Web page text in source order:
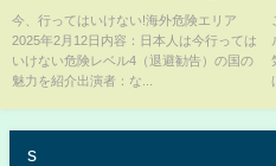
月12日
今、行ってはいけない!海外危険エリア
2025年2月12日内容：日本人は今行っては
いけない危険レベル4（退避勧告）の国の
魅力を紹介出演者：な...
s